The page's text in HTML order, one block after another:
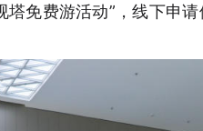
塔免费游活动”，线下申